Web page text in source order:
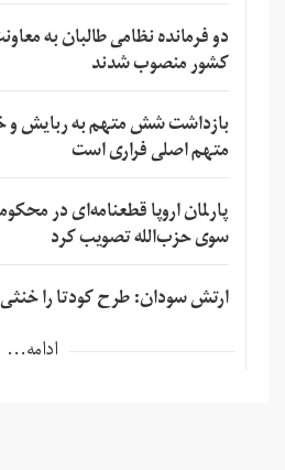
دو فرمانده نظامی طالبان به
کشور منصوب شدند
بازداشت شش متهم به ربایش
متهم اصلی فراری است
پارلمان اروپا قطعنامه‌ای در
سوی حزب‌الله تصویب کرد
ارتش سودان: طرح کودتا را
ادامه...